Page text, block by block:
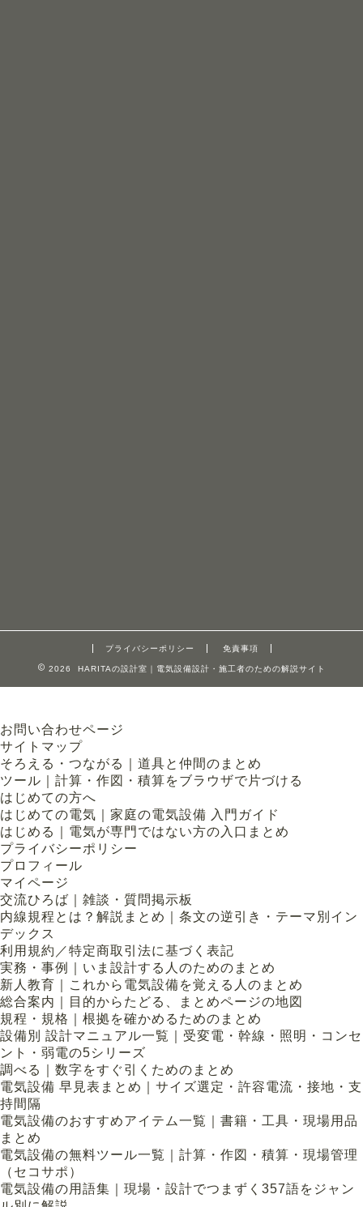
プライバシーポリシー 免責事項
2026 HARITAの設計室｜電気設備設計・施工者のための解説サイト
お問い合わせページ
サイトマップ
そろえる・つながる｜道具と仲間のまとめ
ツール｜計算・作図・積算をブラウザで片づける
はじめての方へ
はじめての電気｜家庭の電気設備 入門ガイド
はじめる｜電気が専門ではない方の入口まとめ
プライバシーポリシー
プロフィール
マイページ
交流ひろば｜雑談・質問掲示板
内線規程とは？解説まとめ｜条文の逆引き・テーマ別イン
デックス
利用規約／特定商取引法に基づく表記
実務・事例｜いま設計する人のためのまとめ
新人教育｜これから電気設備を覚える人のまとめ
総合案内｜目的からたどる、まとめページの地図
規程・規格｜根拠を確かめるためのまとめ
設備別 設計マニュアル一覧｜受変電・幹線・照明・コンセ
ント・弱電の5シリーズ
調べる｜数字をすぐ引くためのまとめ
電気設備 早見表まとめ｜サイズ選定・許容電流・接地・支
持間隔
電気設備のおすすめアイテム一覧｜書籍・工具・現場用品
まとめ
電気設備の無料ツール一覧｜計算・作図・積算・現場管理
（セコサポ）
電気設備の用語集｜現場・設計でつまずく357語をジャン